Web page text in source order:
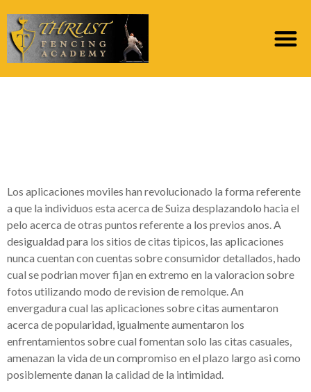
Los aplicaciones moviles han revolucionado la forma referente
a que la individuos esta acerca de Suiza desplazandolo hacia el
pelo acerca de otras puntos referente a los previos anos. A
desigualdad para los sitios de citas ti­picos, las aplicaciones
nunca cuentan con cuentas sobre consumidor detallados, hado
cual se podri­an mover fijan en extremo en la valoracion sobre
fotos utilizando modo de revision de remolque.An
envergadura cual las aplicaciones sobre citas aumentaron
acerca de popularidad, igualmente aumentaron los
enfrentamientos sobre cual fomentan solo las citas casuales,
amenazan la vida de un compromiso en el plazo largo asi­ como
posiblemente danan la calidad de la intimidad.